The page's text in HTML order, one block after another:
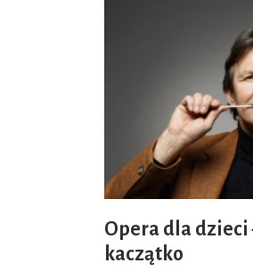
Opera dla dzieci – Brzydkie
kaczątko